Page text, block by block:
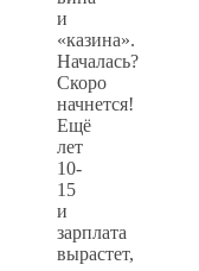
и
«казина».
Началась?
Скоро
начнется!
Ещё
лет
10-
15
и
зарплата
вырастет,